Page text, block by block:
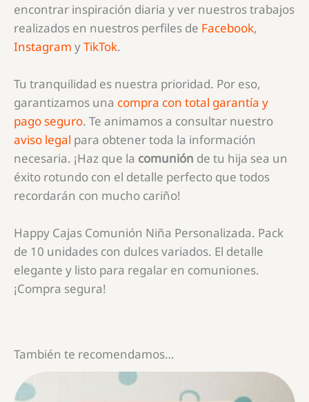
encontrar inspiración diaria y ver nuestros trabajos
realizados en nuestros perfiles de Facebook,
Instagram yTikTok.
Tu tranquilidad es nuestra prioridad. Por eso,
garantizamos una compra con total garantía y
pago seguro. Te animamos a consultar nuestro
aviso legal para obtener toda la información
necesaria. ¡Haz que la comunión de tu hija sea un
éxito rotundo con el detalle perfecto que todos
recordarán con mucho cariño!
Happy Cajas Comunión Niña Personalizada. Pack
de 10 unidades con dulces variados. El detalle
elegante y listo para regalar en comuniones.
¡Compra segura!
También te recomendamos…